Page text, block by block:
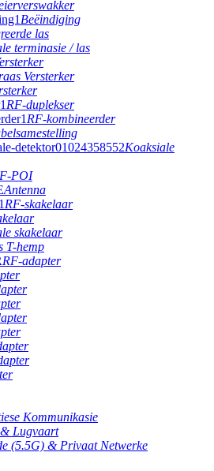
Beëindiging
las
terminasie / las
Versterker
RF-duplekser
RF-kombineerder
Koaksiale
POI
Antenna
RF-skakelaar
skakelaar
T-hemp
RF-adapter
Kommunikasie
Lugvaart
(5.5G) & Privaat Netwerke